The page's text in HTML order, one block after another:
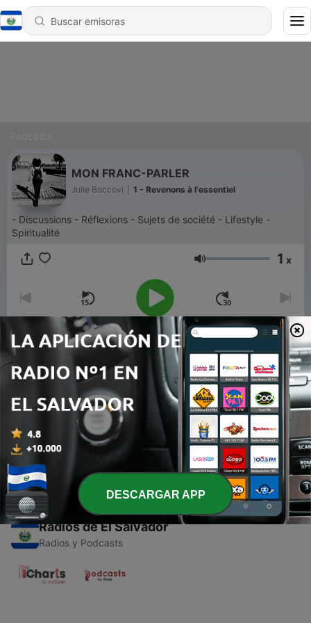
MON FRANC-PARLER
Julie Boccovi 1 - Revenons à l'essentiel
- Discussions - Réflexions - Sujets de société - Lifestyle -
Spiritualité
Volumen 1 x
00:00
Episodios
Revenons à l'essentiel
19 abr. 2021
Radios de El Salvador
Radios y Podcasts
DESCARGAR APP